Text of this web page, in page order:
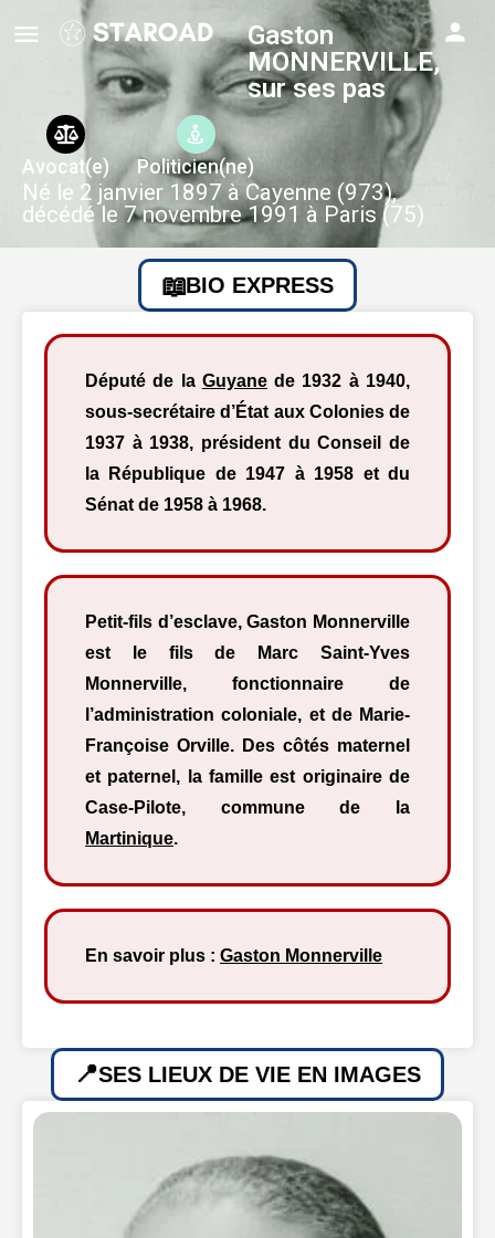
Gaston
MONNERVILLE,
sur ses pas
Avocat(e) Politicien(ne)
Né le 2 janvier 1897 à Cayenne (973),
décédé le 7 novembre 1991 à Paris (75)
BIO EXPRESS
Député de la Guyanede 1932 à 1940,
sous-secrétaire d’État aux Colonies de
1937 à 1938, président du Conseil de
la République de 1947 à 1958 et du
Sénat de 1958 à 1968.
Petit-fils d’esclave, Gaston Monnerville
est le fils de Marc Saint-Yves
Monnerville, fonctionnaire de
l’administration coloniale, et de Marie-
Françoise Orville. Des côtés maternel
et paternel, la famille est originaire de
Case-Pilote, commune de la
Martinique.
En savoir plus : Gaston Monnerville
SES LIEUX DE VIE EN IMAGES